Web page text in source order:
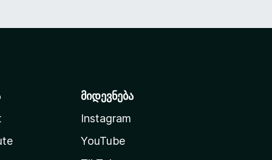
მიდევნება
Instagram
YouTube